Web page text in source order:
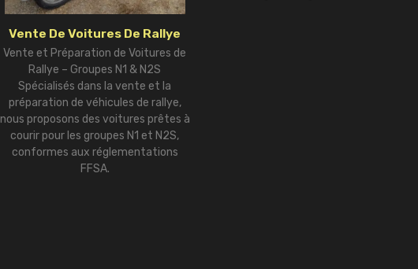
Vente De Voitures De Rallye
Vente et Préparation de Voitures de
Rallye – Groupes N1 & N2S
Spécialisés dans la vente et la
préparation de véhicules de rallye,
nous proposons des voitures prêtes à
courir pour les groupes N1 et N2S,
conformes aux réglementations
FFSA.